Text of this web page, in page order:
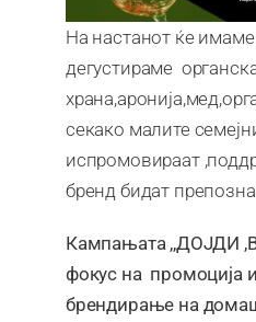
На настанот ќе
дегустираме
секако малите
испромовираат
бренд бидат
Кампањата ,,ДОЈДИ
фокус на промоција
брендирање на